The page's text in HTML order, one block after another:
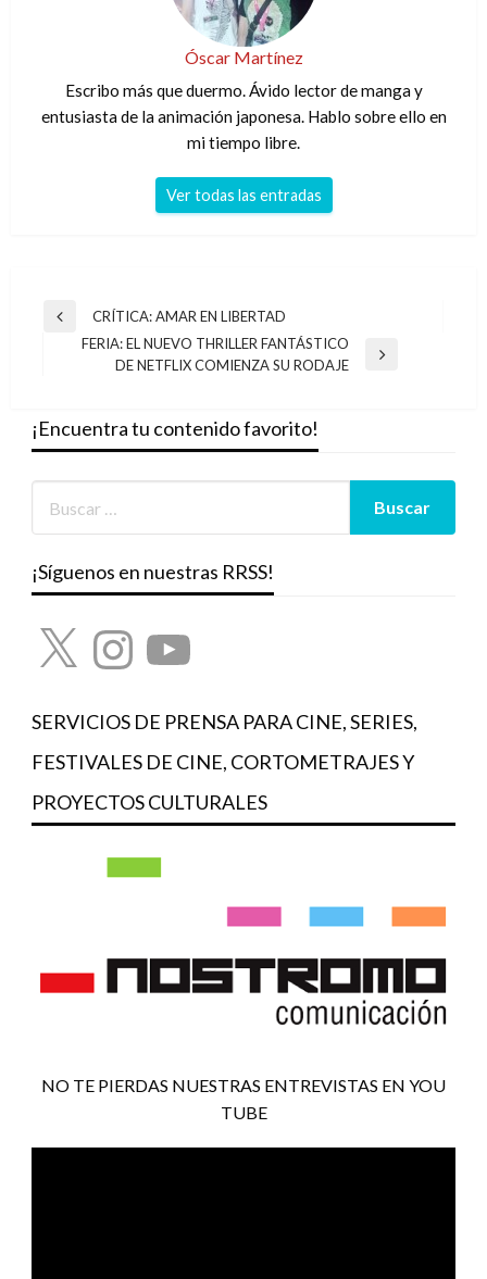
Óscar Martínez
Escribo más que duermo. Ávido lector de manga y
entusiasta de la animación japonesa. Hablo sobre ello en
mi tiempo libre.
Ver todas las entradas
Navegación
entradas
Entrada
anterior
CRÍTICA: AMAR EN LIBERTAD
FERIA: EL NUEVO THRILLER FANTÁSTICO
DE NETFLIX COMIENZA SU RODAJE
¡Encuentra tu contenido favorito!
¡Síguenos en nuestras RRSS!
X InstagramYouTube
SERVICIOS DE PRENSA PARA CINE, SERIES,
FESTIVALES DE CINE, CORTOMETRAJES Y
PROYECTOS CULTURALES
NO TE PIERDAS NUESTRAS ENTREVISTAS EN YOU
TUBE